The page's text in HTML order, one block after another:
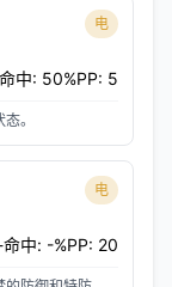
电
命中: 50%PP: 5
。
电
命中: -%PP: 20